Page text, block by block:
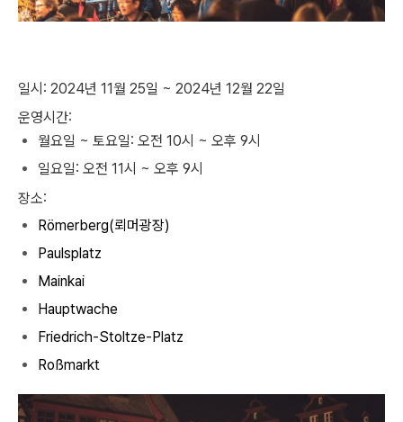
일시: 2024년 11월 25일 ~ 2024년 12월 22일
운영시간:
월요일 ~ 토요일: 오전 10시 ~ 오후 9시
일요일: 오전 11시 ~ 오후 9시
장소:
Römerberg(뢰머광장)
Paulsplatz
Mainkai
Hauptwache
Friedrich-Stoltze-Platz
Roßmarkt